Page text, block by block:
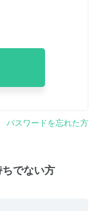
パスワードを忘れた方
でない方